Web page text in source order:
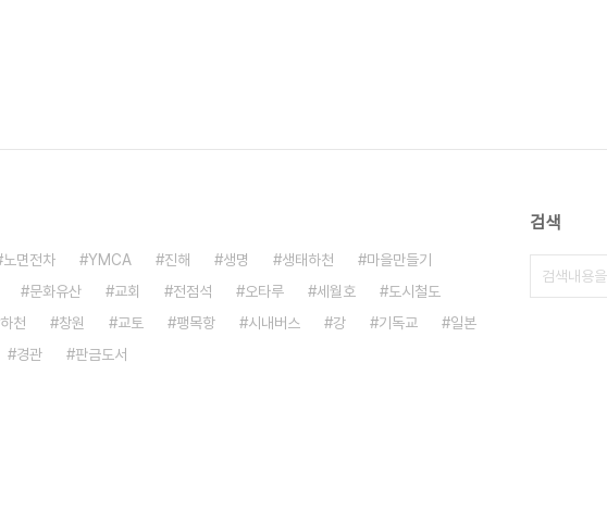
노면전차 YMCA 진해 생명 생태하천
마을만들기
문화유산 교회 전점석 오타루 세월호
도시철도
하천 창원 교토 팽목항 시내버스 강 기독교
일본
경관 판금도서
검색